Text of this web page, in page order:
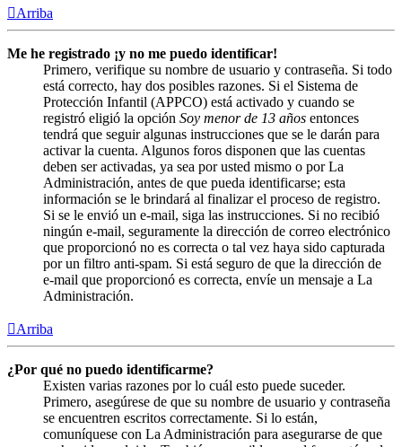
Arriba
Me he registrado ¡y no me puedo identificar!
Primero, verifique su nombre de usuario y contraseña. Si todo
está correcto, hay dos posibles razones. Si el Sistema de
Protección Infantil (APPCO) está activado y cuando se
registró eligió la opción Soy menor de 13 años entonces
tendrá que seguir algunas instrucciones que se le darán para
activar la cuenta. Algunos foros disponen que las cuentas
deben ser activadas, ya sea por usted mismo o por La
Administración, antes de que pueda identificarse; esta
información se le brindará al finalizar el proceso de registro.
Si se le envió un e-mail, siga las instrucciones. Si no recibió
ningún e-mail, seguramente la dirección de correo electrónico
que proporcionó no es correcta o tal vez haya sido capturada
por un filtro anti-spam. Si está seguro de que la dirección de
e-mail que proporcionó es correcta, envíe un mensaje a La
Administración.
Arriba
¿Por qué no puedo identificarme?
Existen varias razones por lo cuál esto puede suceder.
Primero, asegúrese de que su nombre de usuario y contraseña
se encuentren escritos correctamente. Si lo están,
comuníquese con La Administración para asegurarse de que